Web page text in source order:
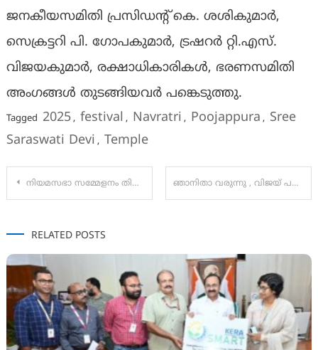
ജനകീയസമിതി പ്രസിഡന്റ് കെ. ശശികുമാർ,
സെക്രട്ടറി പി. ഗോപകുമാർ, ട്രഷറർ റ്റി.എസ്.
വിജയകുമാർ, രക്ഷാധികാരികൾ, ഭരണസമിതി
അംഗങ്ങൾ തുടങ്ങിയവർ പങ്കെടുത്തു.
Tagged 2025, festival , Navratri , Poojappura , Sree
Saraswati Devi , Temple
Post
നിയമസഭാ സമ്മേളനം തിങ്കളാഴ്ച; രാഹുൽ മാങ്കൂട്ടത്തിലിനെച്ചൊല്ലി കോൺഗ്രസിൽ തർക്കം: ഞാനിതാ വരുന്നു , വിജയ് പറഞ്ഞു, സ്വീകരിക്കാൻ പതിനായിരങ്ങൾ ഒഴുകിയെത്തി; ടിവികെ മെഗാ റാലിക്ക് തുടക്കം
RELATED POSTS